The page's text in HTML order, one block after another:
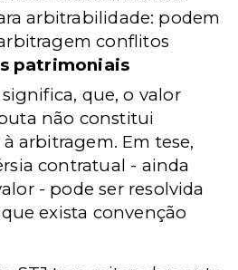
arbitrabilidade: podem
conflitos
patrimoniais
significa, que, o valor
não constitui
arbitragem. Em tese,
contratual - ainda
- pode ser resolvida
exista convenção